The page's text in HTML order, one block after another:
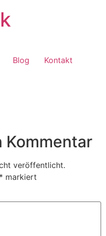
Blog Kontakt
Kommentar
veröffentlicht.
* markiert